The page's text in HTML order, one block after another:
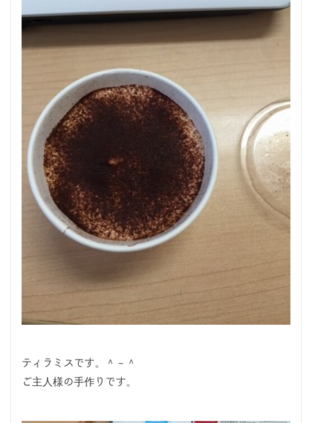
ティラミスです。＾－＾
ご主人様の手作りです。